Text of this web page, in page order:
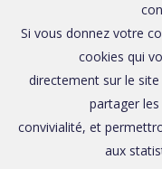
Si vous donnez votre
cookies qui
directement sur le
partager
convivialité, et
aux